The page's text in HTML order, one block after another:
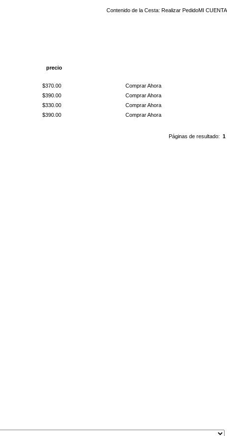
Contenido de la Cesta: Realizar PedidoMI CUENTA
precio
$370.00
Comprar Ahora
$390.00
Comprar Ahora
$330.00
Comprar Ahora
$390.00 Comprar Ahora
Páginas de resultado: 1